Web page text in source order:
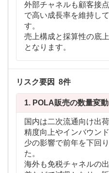
外部チャネルも顧客接
で高い成長率を維持し
す。
売上構成と採算性の底
となります。
リスク要因 8件
1. POLA販売の数量変動
国内は二次流通向け出
精度向上やインバウン
少の影響で前年を下回
た。
海外も免税チャネルの